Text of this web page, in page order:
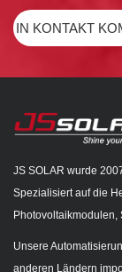
IN KONTAKT
JS SOLAR wurde
Spezialisiert auf die
Photovoltaikmodulen,
Unsere
anderen Ländern